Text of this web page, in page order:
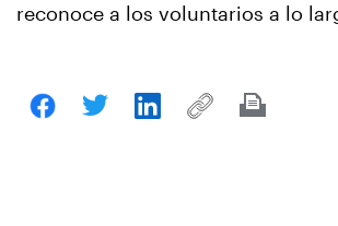
reconoce a los voluntarios a lo